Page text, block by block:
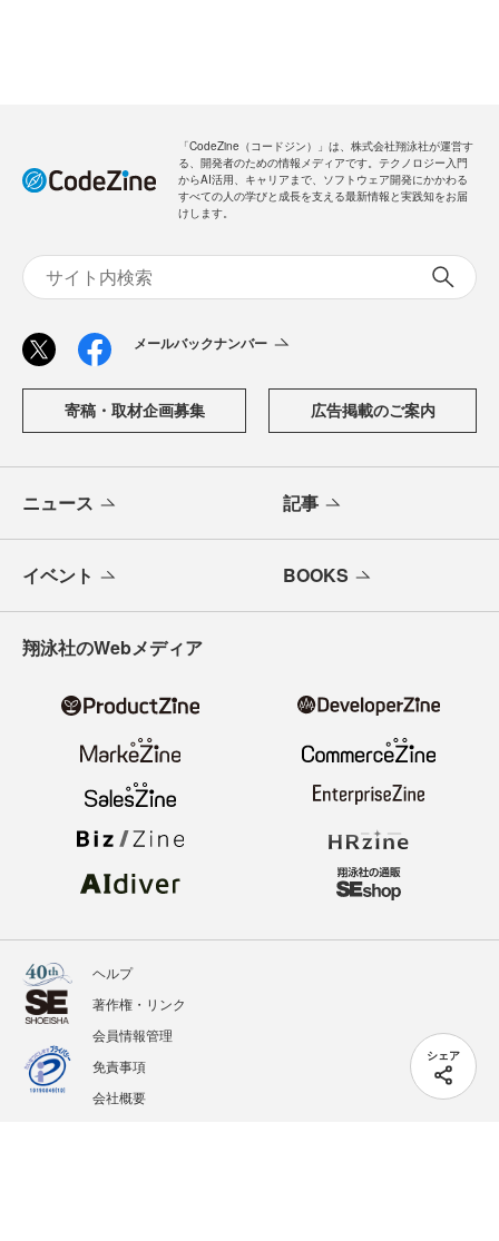
シェア
「CodeZine（コードジン）」は、株式会社翔泳社が運営す
る、開発者のための情報メディアです。テクノロジー入門
からAI活用、キャリアまで、ソフトウェア開発にかかわる
すべての人の学びと成長を支える最新情報と実践知をお届
けします。
メールバックナンバー
寄稿・取材企画募集 広告掲載のご案内
ニュース 記事
イベント BOOKS
翔泳社のWebメディア
ヘルプ
著作権・リンク
会員情報管理
免責事項
会社概要